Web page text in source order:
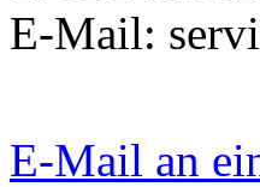
E-Mail:
E-Mail an